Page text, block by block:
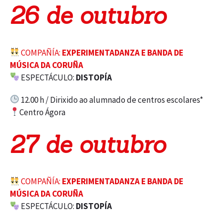
26 de outubro
COMPAÑÍA: EXPERIMENTADANZA E BANDA DE
MÚSICA DA CORUÑA
ESPECTÁCULO: DISTOPÍA
12.00 h / Dirixido ao alumnado de centros escolares*
Centro Ágora
27 de outubro
COMPAÑÍA: EXPERIMENTADANZA E BANDA DE
MÚSICA DA CORUÑA
ESPECTÁCULO: DISTOPÍA